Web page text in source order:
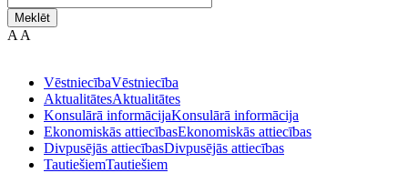
Meklēt
A A
VēstniecībaVēstniecība
AktualitātesAktualitātes
Konsulārā informācijaKonsulārā informācija
Ekonomiskās attiecībasEkonomiskās attiecības
Divpusējās attiecībasDivpusējās attiecības
TautiešiemTautiešiem